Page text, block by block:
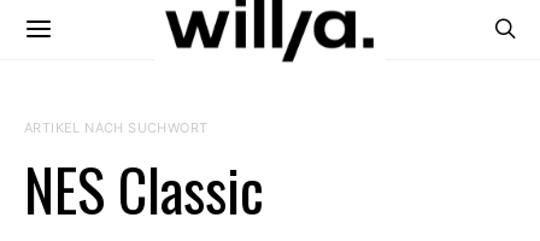
ARTIKEL NACH SUCHWORT
NES Classic